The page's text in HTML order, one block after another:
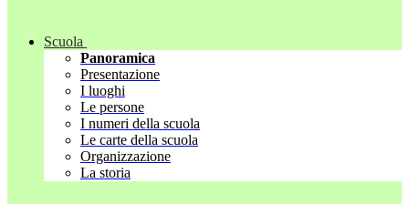
Scuola
Panoramica
Presentazione
I luoghi
Le persone
I numeri della scuola
Le carte della scuola
Organizzazione
La storia